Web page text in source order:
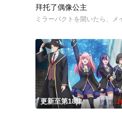
拜托了偶像公主
ミラーパクトを開いたら、メ
更新至第18集